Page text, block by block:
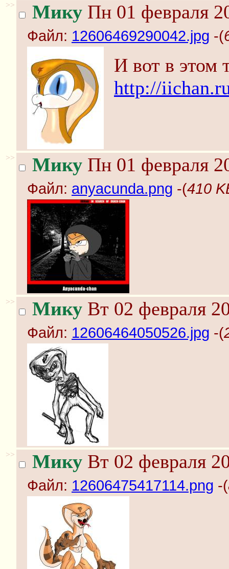
>> Мику Пн 01 февраля
Файл: 12606469290042.jpg -(
И вот в этом
http://
>> Мику Пн 01 февраля
Файл: anyacunda.png -(410
>> Мику Вт 02 февраля
Файл: 12606464050526.jpg -(
>> Мику Вт 02 февраля
Файл: 12606475417114.png -(